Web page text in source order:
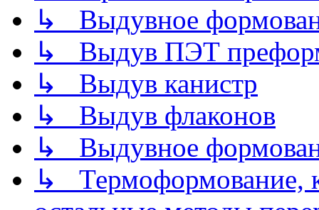
↳ Выдувное
↳ Выдув ПЭТ
↳ Выдув канистр
↳ Выдув флаконов
↳ Выдувное
↳ Термоформование,